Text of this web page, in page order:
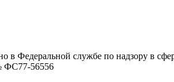
Федеральной службе по надзору в
ФC77-56556